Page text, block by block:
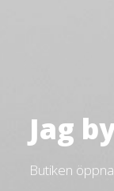
Jag
Butiken